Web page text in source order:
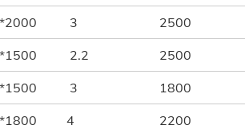
3 2500
2.2 2500
3 1800
4 2200